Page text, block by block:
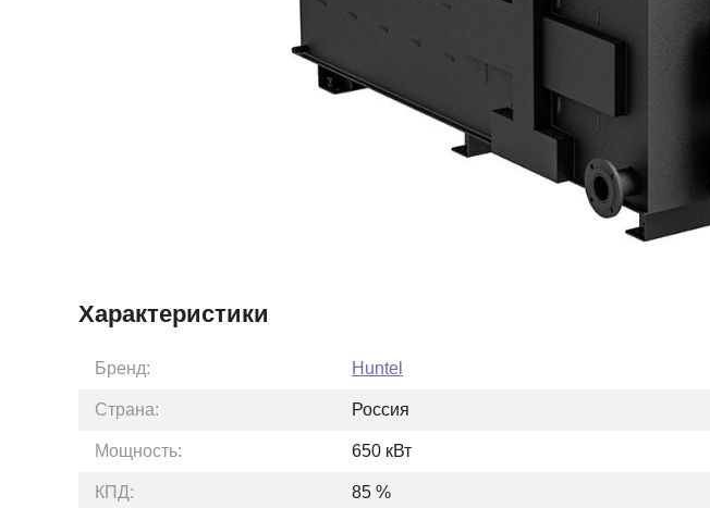
Характеристики
Бренд: Huntel
Страна: Россия
Мощность: 650 кВт
КПД: 85 %